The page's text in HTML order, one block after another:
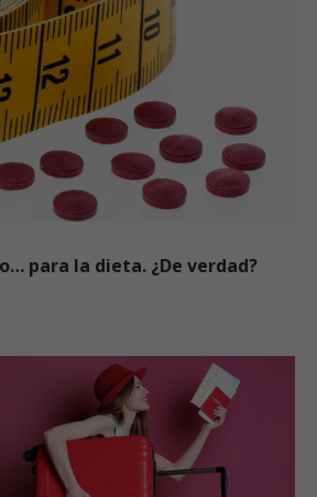
para la dieta. ¿De verdad?